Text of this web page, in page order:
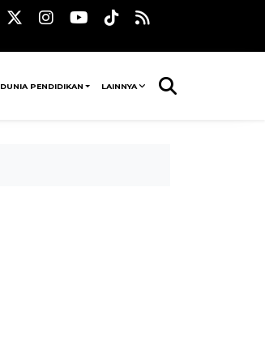
DUNIA PENDIDIKAN LAINNYA